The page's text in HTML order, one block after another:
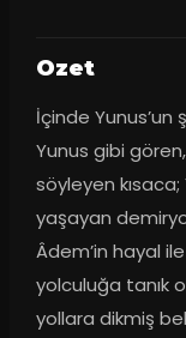
Ozet
İçinde Yunus’un
Yunus gibi
söyleyen
yaşayan
Âdem’in hayal
yolculuğa tanık
yollara dikmiş